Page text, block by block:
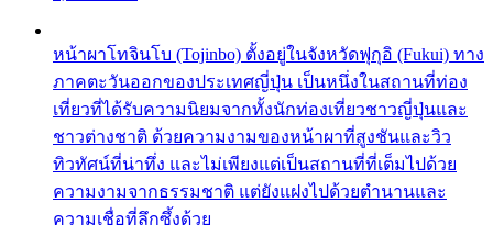
หน้าผาโทจินโบ (Tojinbo) ตั้งอยู่ในจังหวัดฟุกุอิ (Fukui) ทาง
ภาคตะวันออกของประเทศญี่ปุ่น เป็นหนึ่งในสถานที่ท่อง
เที่ยวที่ได้รับความนิยมจากทั้งนักท่องเที่ยวชาวญี่ปุ่นและ
ชาวต่างชาติ ด้วยความงามของหน้าผาที่สูงชันและวิว
ทิวทัศน์ที่น่าทึ่ง และไม่เพียงแต่เป็นสถานที่ที่เต็มไปด้วย
ความงามจากธรรมชาติ แต่ยังแฝงไปด้วยตำนานและ
ความเชื่อที่ลึกซึ้งด้วย